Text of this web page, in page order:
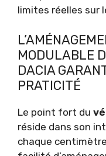
limites réelles sur
MODULABLE
DACIA
PRATICITÉ
Le point fort du
réside dans son
chaque